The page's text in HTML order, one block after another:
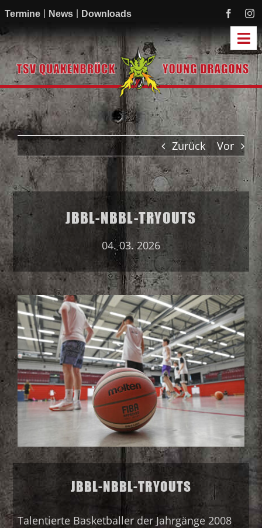
Zum
springen
Termine News Downloads
Start
Mannschaften
Academy
Mitmachen
Sponsoren
Verein
Zurück Vor
JBBL-NBBL-TRYOUTS
04. 03. 2026
JBBL-NBBL-TRYOUTS
Talentierte Basketballer der Jahrgänge 2008